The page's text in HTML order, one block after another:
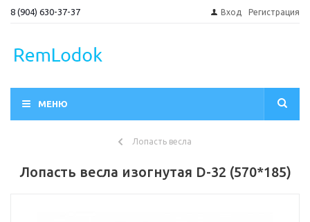
8 (904) 630-37-37 Вход Регистрация
МЕНЮ
Лопасть весла
Лопасть весла изогнутая D-32 (570*185)